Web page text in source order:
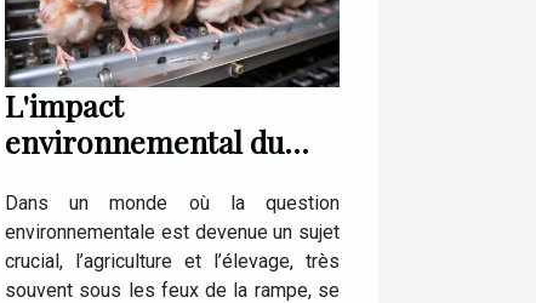
L'impact
environnemental du
Dans un monde où la question
environnementale est devenue un sujet
crucial, l’agriculture et l’élevage, très
souvent sous les feux de la rampe, se